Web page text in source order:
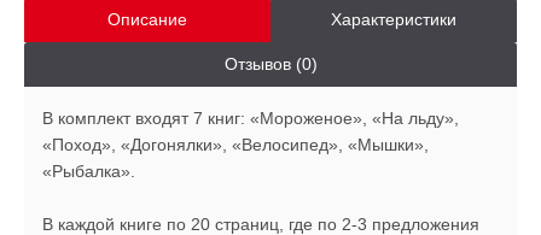
Описание Характеристики
Отзывов (0)
В комплект входят 7 книг: «Мороженое», «На льду»,
«Поход», «Догонялки», «Велосипед», «Мышки»,
«Рыбалка».
В каждой книге по 20 страниц, где по 2-3 предложения